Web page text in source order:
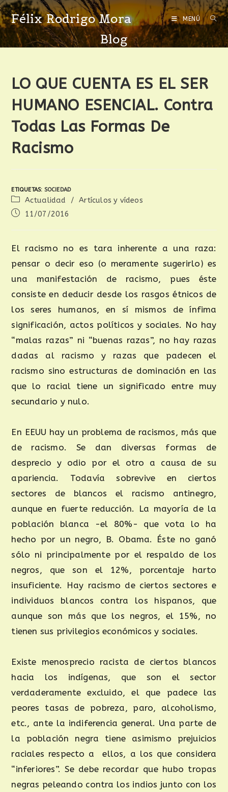
Félix Rodrigo Mora MENÚ
Blog
LO QUE CUENTA ES EL SER
HUMANO ESENCIAL. Contra
Todas Las Formas De
Racismo
ETIQUETAS: SOCIEDAD
Actualidad /
Artículos y vídeos
11/07/2016
El racismo no es tara inherente a una raza:
pensar o decir eso (o meramente sugerirlo) es
una manifestación de racismo, pues éste
consiste en deducir desde los rasgos étnicos de
los seres humanos, en sí mismos de ínfima
significación, actos políticos y sociales. No hay
“malas razas” ni “buenas razas”, no hay razas
dadas al racismo y razas que padecen el
racismo sino estructuras de dominación en las
que lo racial tiene un significado entre muy
secundario y nulo.
En EEUU hay un problema de racismos, más que
de racismo. Se dan diversas formas de
desprecio y odio por el otro a causa de su
apariencia. Todavía sobrevive en ciertos
sectores de blancos el racismo antinegro,
aunque en fuerte reducción. La mayoría de la
población blanca -el 80%- que vota lo ha
hecho por un negro, B. Obama. Éste no ganó
sólo ni principalmente por el respaldo de los
negros, que son el 12%, porcentaje harto
insuficiente. Hay racismo de ciertos sectores e
individuos blancos contra los hispanos, que
aunque son más que los negros, el 15%, no
tienen sus privilegios económicos y sociales.
Existe menosprecio racista de ciertos blancos
hacia los indígenas, que son el sector
verdaderamente excluido, el que padece las
peores tasas de pobreza, paro, alcoholismo,
etc., ante la indiferencia general. Una parte de
la población negra tiene asimismo prejuicios
raciales respecto a ellos, a los que considera
“inferiores”. Se debe recordar que hubo tropas
negras peleando contra los indios junto con los